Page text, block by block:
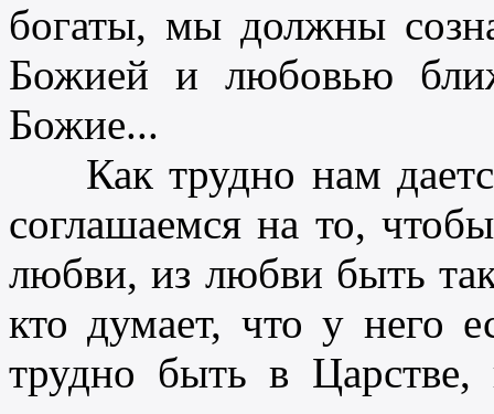
богаты, мы должны
Божией и любовью
Божие...
Как трудно нам
соглашаемся на то,
любви, из любви быть
кто думает, что у него
трудно быть в